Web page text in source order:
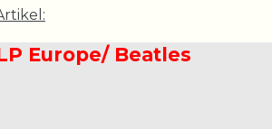
Europe/ Beatles